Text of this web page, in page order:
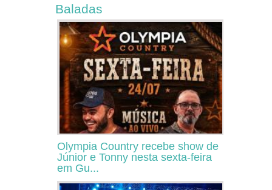
Baladas
Olympia Country recebe show de
Júnior e Tonny nesta sexta-feira
em Gu...